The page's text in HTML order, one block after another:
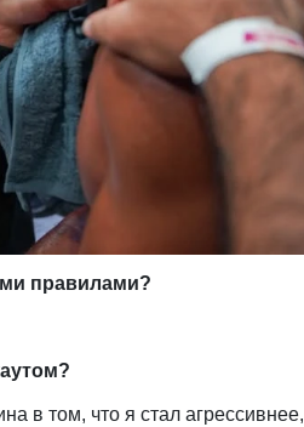
правилами?
в том, что я стал агрессивнее,